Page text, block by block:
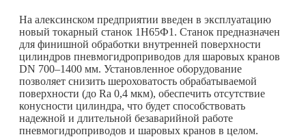
На алексинском предприятии введен в эксплуатацию
новый токарный станок 1Н65Ф1. Станок предназначен
для финишной обработки внутренней поверхности
цилиндров пневмогидроприводов для шаровых кранов
DN 700–1400 мм. Установленное оборудование
позволяет снизить шероховатость обрабатываемой
поверхности (до Ra 0,4 мкм), обеспечить отсутствие
конусности цилиндра, что будет способствовать
надежной и длительной безаварийной работе
пневмогидроприводов и шаровых кранов в целом.